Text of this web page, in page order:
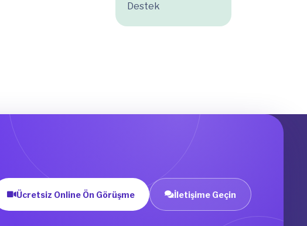
Destek
Ücretsiz Online Ön Görüşme İletişime Geçin